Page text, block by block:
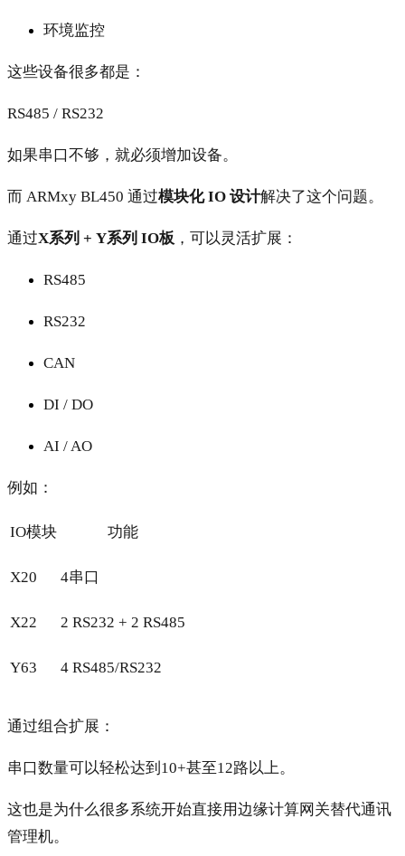
环境监控
这些设备很多都是：
RS485 / RS232
如果串口不够，就必须增加设备。
而 ARMxy BL450 通过模块化 IO 设计解决了这个问题。
通过X系列 + Y系列 IO板 ，可以灵活扩展：
RS485
RS232
CAN
DI / DO
AI / AO
例如：
IO模块 功能
X20 4串口
X22 2 RS232 + 2 RS485
Y63 4 RS485/RS232
通过组合扩展：
串口数量可以轻松达到10+甚至12路以上。
这也是为什么很多系统开始直接用边缘计算网关替代通讯
管理机。